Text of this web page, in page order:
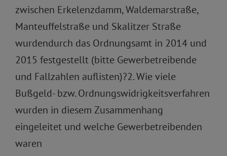
zwischen Erkelenzdamm, Waldemarstraße,
Manteuffelstraße und Skalitzer Straße
wurdendurch das Ordnungsamt in 2014 und
2015 festgestellt (bitte Gewerbetreibende
und Fallzahlen auflisten)?2. Wie viele
Bußgeld- bzw. Ordnungswidrigkeitsverfahren
wurden in diesem Zusammenhang
eingeleitet und welche Gewerbetreibenden
waren